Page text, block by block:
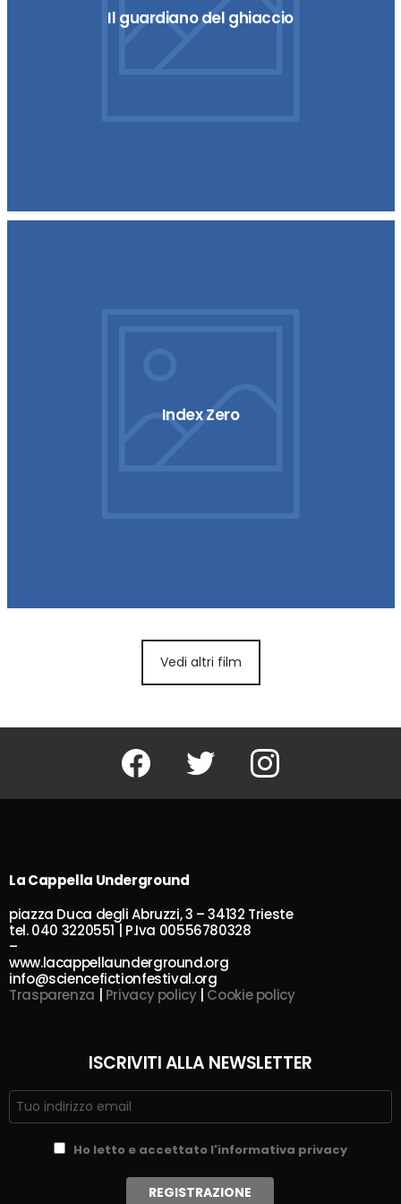
Il guardiano del ghiaccio
Index Zero
Vedi altri film
Facebook Twitter Instagram
La Cappella Underground
piazza Duca degli Abruzzi, 3 – 34132 Trieste
tel. 040 3220551 | P.Iva 00556780328
–
www.lacappellaunderground.org
info@sciencefictionfestival.org
Trasparenza | Privacy policy| Cookie policy
ISCRIVITI ALLA NEWSLETTER
Ho letto e accettato l'informativa privacy